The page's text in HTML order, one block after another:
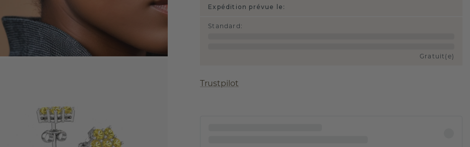
Expédition prévue le:
Standard :
Gratuit(e)
Trustpilot